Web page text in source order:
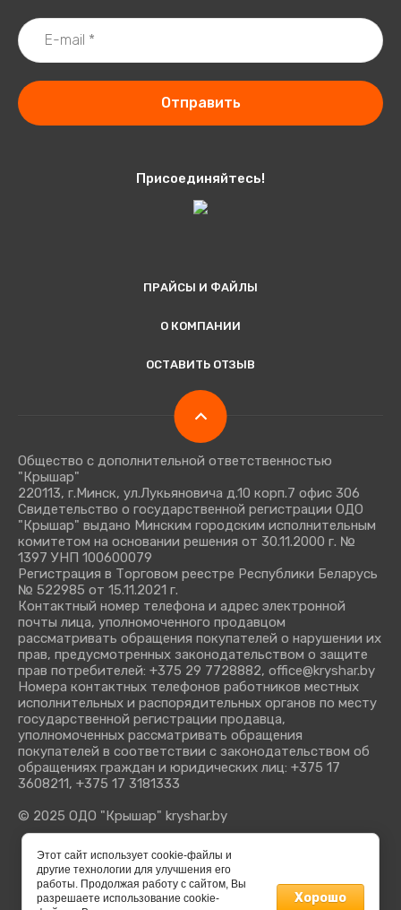
Присоединяйтесь!
Отправить
ПРАЙСЫ И ФАЙЛЫ
О КОМПАНИИ
ОСТАВИТЬ ОТЗЫВ
Общество с дополнительной ответственностью
"Крышар"
220113, г.Минск, ул.Лукьяновича д.10 корп.7 офис 306
Свидетельство о государственной регистрации ОДО
"Крышар" выдано Минским городским исполнительным
комитетом на основании решения от 30.11.2000 г. №
1397 УНП 100600079
Регистрация в Торговом реестре Республики Беларусь
№ 522985 от 15.11.2021 г.
Контактный номер телефона и адрес электронной
почты лица, уполномоченного продавцом
рассматривать обращения покупателей о нарушении их
прав, предусмотренных законодательством о защите
прав потребителей: +375 29 7728882, office@kryshar.by
Номера контактных телефонов работников местных
исполнительных и распорядительных органов по месту
государственной регистрации продавца,
уполномоченных рассматривать обращения
покупателей в соответствии с законодательством об
обращениях граждан и юридических лиц: +375 17
3608211, +375 17 3181333
© 2025 ОДО "Крышар" kryshar.by
Этот сайт использует cookie-файлы и
другие технологии для улучшения его
работы. Продолжая работу с сайтом, Вы
разрешаете использование cookie-
Хорошо